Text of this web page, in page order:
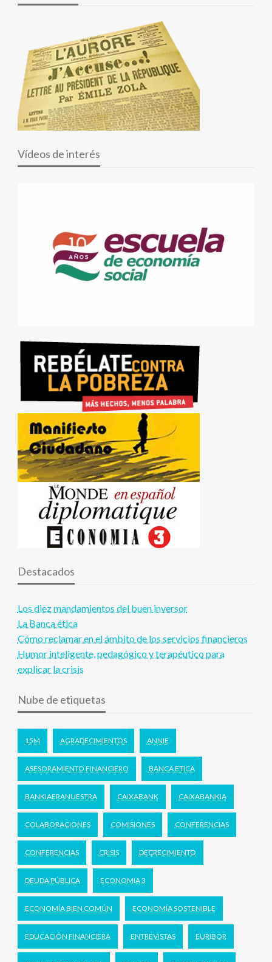
Vídeos de interés
Destacados
Los diez mandamientos del buen inversor
La Banca ética
Cómo reclamar en el ámbito de los servicios financieros
Humor inteligente, pedagógico y terapéutico para
explicar la crisis
Nube de etiquetas
15M AGRADECIMIENTOS ANNIE
ASESORAMIENTO FINANCIERO BANCA ETICA
BANKIAERANUESTRA CAIXABANK CAIXABANKIA
COLABORACIONES COMISIONES CONFERENCIAS
CONFERENCIAS CRISIS DECRECIMIENTO
DEUDA PÚBLICA ECONOMIA 3
ECONOMÍA BIEN COMÚN ECONOMÍA SOSTENIBLE
EDUCACIÓN FINANCIERA ENTREVISTAS EURIBOR